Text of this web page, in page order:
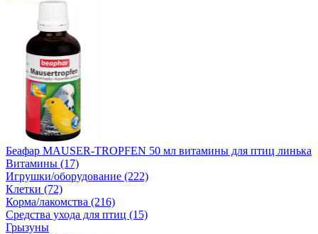
Беафар MAUSER-TROPFEN 50 мл витамины для птиц линька
Витамины (17)
Игрушки/оборудование (222)
Клетки (72)
Корма/лакомства (216)
Средства ухода для птиц (15)
Грызуны